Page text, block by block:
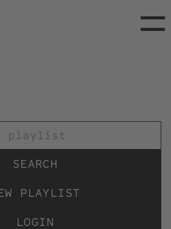
PLAYLIST
LOGIN